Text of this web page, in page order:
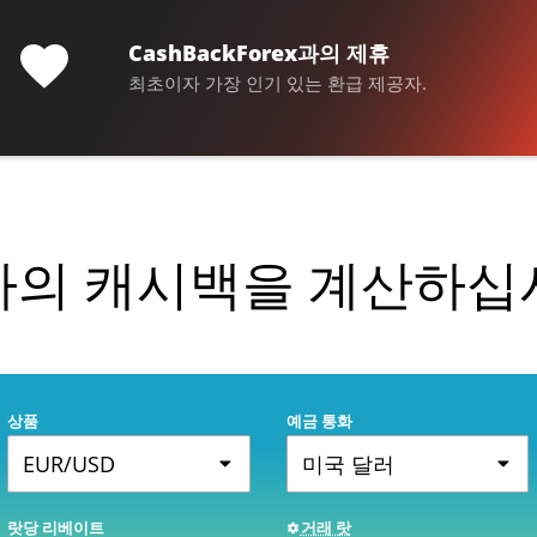
CashBackForex과의 제휴
최초이자 가장 인기 있는 환급 제공자.
의 캐시백을 계산하십
상품
EUR/USD
예금 통화
미국 달러
랏당 리베이트 거래 랏